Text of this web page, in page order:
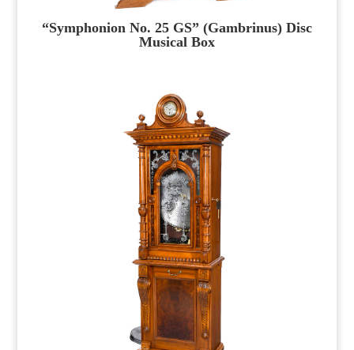
“Symphonion No. 25 GS” (Gambrinus) Disc
Musical Box